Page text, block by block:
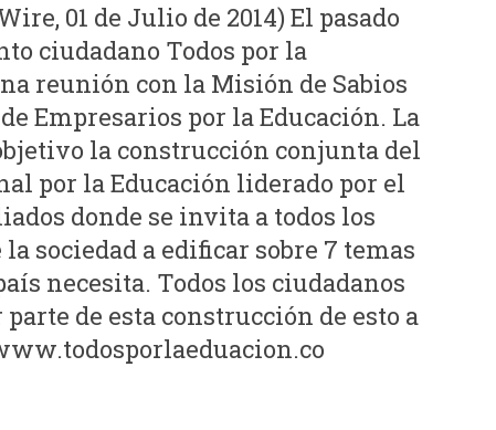
01 de Julio de 2014) El pasado
ciudadano Todos por la
reunión con la Misión de Sabios
Empresarios por la Educación. La
la construcción conjunta del
por la Educación liderado por el
donde se invita a todos los
sociedad a edificar sobre 7 temas
necesita. Todos los ciudadanos
de esta construcción de esto a